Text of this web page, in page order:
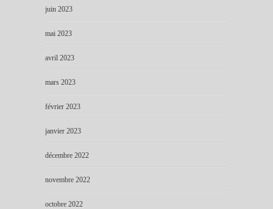
juin 2023
mai 2023
avril 2023
mars 2023
février 2023
janvier 2023
décembre 2022
novembre 2022
octobre 2022